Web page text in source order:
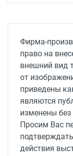
Фирма-
право на
внешний вид
от
приведены
являются
изменены без
Просим Вас
действия